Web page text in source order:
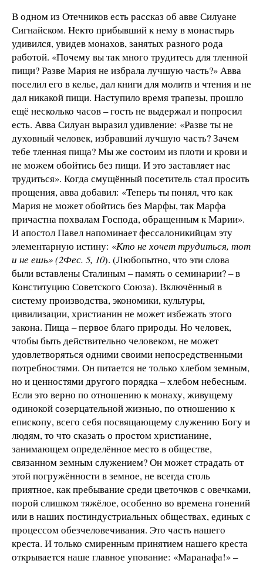
В одном из Отечников есть рассказ об авве Силуане
Сигнайском. Некто прибывший к нему в монастырь
удивился, увидев монахов, занятых разного рода
работой. «Почему вы так много трудитесь для тленной
пищи? Разве Мария не избрала лучшую часть?» Авва
поселил его в келье, дал книги для молитв и чтения и не
дал никакой пищи. Наступило время трапезы, прошло
ещё несколько часов – гость не выдержал и попросил
есть. Авва Силуан выразил удивление: «Разве ты не
духовный человек, избравший лучшую часть? Зачем
тебе тленная пища? Мы же состоим из плоти и крови и
не можем обойтись без пищи. И это заставляет нас
трудиться». Когда смущённый посетитель стал просить
прощения, авва добавил: «Теперь ты понял, что как
Мария не может обойтись без Марфы, так Марфа
причастна похвалам Господа, обращенным к Марии».
И апостол Павел напоминает фессалоникийцам эту
элементарную истину: «Кто не хочет трудиться, тот
и не ешь» (2Фес. 5, 10). (Любопытно, что эти слова
были вставлены Сталиным – память о семинарии? – в
Конституцию Советского Союза). Включённый в
систему производства, экономики, культуры,
цивилизации, христианин не может избежать этого
закона. Пища – первое благо природы. Но человек,
чтобы быть действительно человеком, не может
удовлетворяться одними своими непосредственными
потребностями. Он питается не только хлебом земным,
но и ценностями другого порядка – хлебом небесным.
Если это верно по отношению к монаху, живущему
одинокой созерцательной жизнью, по отношению к
епископу, всего себя посвящающему служению Богу и
людям, то что сказать о простом христианине,
занимающем определённое место в обществе,
связанном земным служением? Он может страдать от
этой погружённости в земное, не всегда столь
приятное, как пребывание среди цветочков с овечками,
порой слишком тяжёлое, особенно во времена гонений
или в наших постиндустриальных обществах, единых с
процессом обезчеловечивания. Это часть нашего
креста. И только смиренным принятием нашего креста
открывается наше главное упование: «Маранафа!» –